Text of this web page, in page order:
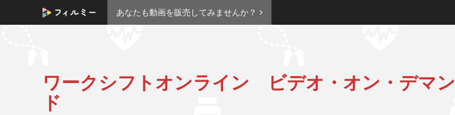
あなたも動画を販売してみませんか？
ワークシフトオンライン ビデオ・オン・デマン
ド